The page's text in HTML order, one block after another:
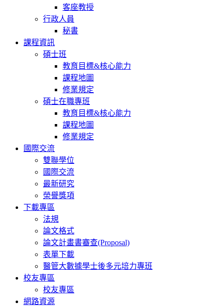
客座教授
行政人員
秘書
課程資訊
碩士班
教育目標&核心能力
課程地圖
修業規定
碩士在職專班
教育目標&核心能力
課程地圖
修業規定
國際交流
雙聯學位
國際交流
最新研究
榮譽獎項
下載專區
法規
論文格式
論文計畫書審查(Proposal)
表單下載
醫管大數據學士後多元培力專班
校友專區
校友專區
網路資源